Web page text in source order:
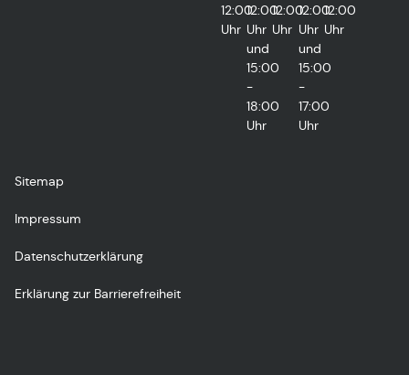
12:00
Uhr
12:00
Uhr
und
15:00
-
18:00
Uhr
12:00
Uhr
12:00
Uhr
und
15:00
-
17:00
Uhr
12:00
Uhr
Sitemap
Impressum
Datenschutzerklärung
Erklärung zur Barrierefreiheit